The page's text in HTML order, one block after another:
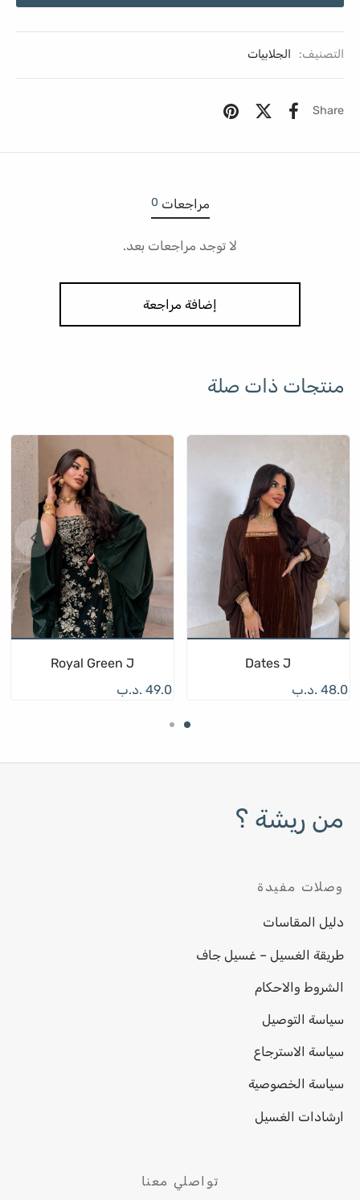
التصنيف: الجلابيات
Share
مراجعات 0
لا توجد مراجعات بعد.
إضافة مراجعة
منتجات ذات صلة
Dates J
48.0 .د.ب
Royal Green J
49.0 .د.ب
من ريشة ؟
وصلات مفيدة
دليل المقاسات
طريقة الغسيل – غسيل جاف
الشروط والاحكام
سياسة التوصيل
سياسة الاسترجاع
سياسة الخصوصية
ارشادات الغسيل
تواصلي معنا